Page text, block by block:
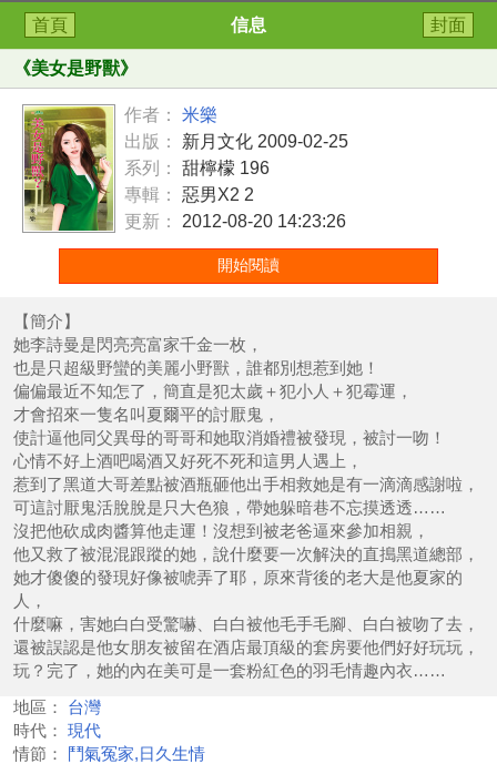
首頁 信息 封面
《美女是野獸》
作者：
米樂
出版：
新月文化 2009-02-25
系列：
甜檸檬 196
專輯：
惡男X2 2
更新：
2012-08-20 14:23:26
開始閱讀
【簡介】
她李詩曼是閃亮亮富家千金一枚，
也是只超級野蠻的美麗小野獸，誰都別想惹到她！
偏偏最近不知怎了，簡直是犯太歲＋犯小人＋犯霉運，
才會招來一隻名叫夏爾平的討厭鬼，
使計逼他同父異母的哥哥和她取消婚禮被發現，被討一吻！
心情不好上酒吧喝酒又好死不死和這男人遇上，
惹到了黑道大哥差點被酒瓶砸他出手相救她是有一滴滴感謝啦，
可這討厭鬼活脫脫是只大色狼，帶她躲暗巷不忘摸透透……
沒把他砍成肉醬算他走運！沒想到被老爸逼來參加相親，
他又救了被混混跟蹤的她，說什麼要一次解決的直搗黑道總部，
她才傻傻的發現好像被唬弄了耶，原來背後的老大是他夏家的
人，
什麼嘛，害她白白受驚嚇、白白被他毛手毛腳、白白被吻了去，
還被誤認是他女朋友被留在酒店最頂級的套房要他們好好玩玩，
玩？完了，她的內在美可是一套粉紅色的羽毛情趣內衣……
地區：
台灣
時代：
現代
情節：
鬥氣冤家,日久生情